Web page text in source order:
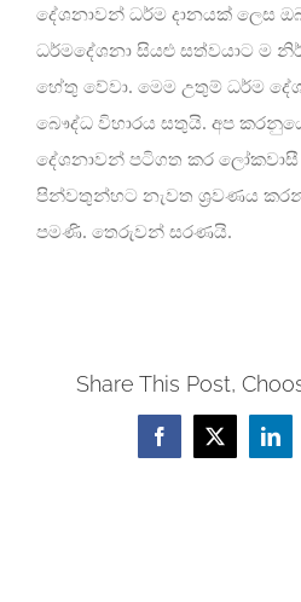
දේශනාවන් ධර්ම දානයක් ලෙස
ධර්මදේශනා සියළු සත්වයාට ම
හේතු වේවා. මෙම උතුම් ධර්ම
බෞද්ධ විහාරය සතුයි. අප
දේශනාවන් පටිගත කර ලෝකවාසී
පින්වතුන්හට නැවත ශ්‍රවණය
පමණි. තෙරුවන් සරණයි.
Share This Post,
Facebook
X